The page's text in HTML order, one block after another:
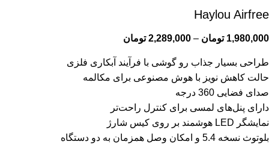
Haylou Airfree
1,980,000 تومان –
2,289,000 تومان
طراحی بسیار جذاب رو گوشی با فرآیند آبکاری فلزی
حالت کاهش نویز با هوش مصنوعی برای مکالمه
صدای فضایی 360 درجه
دارای پنل‌های لمسی برای کنترل راحت‌تر
نمایشگر LED هوشمند بر روی کیس شارژ
بلوتوث نسخه 5.4 و امکان وصل همزمان به دو دستگاه